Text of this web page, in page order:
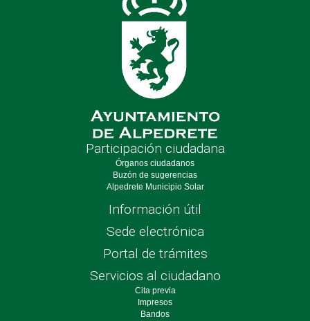
Participación ciudadana
Órganos ciudadanos
Buzón de sugerencias
Alpedrete Municipio Solar
Información útil
Sede electrónica
Portal de trámites
Servicios al ciudadano
Cita previa
Impresos
Bandos